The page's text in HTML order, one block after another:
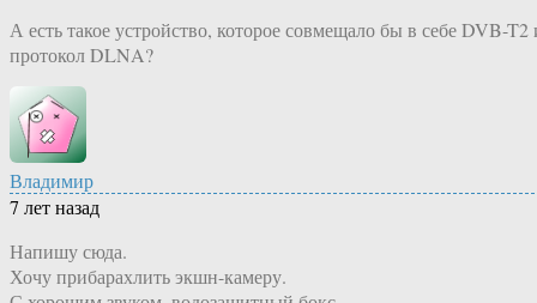
А есть такое устройство, которое совмещало бы в себе DVB-T2
протокол DLNA?
Владимир
7 лет назад
Напишу сюда.
Хочу прибарахлить экшн-камеру.